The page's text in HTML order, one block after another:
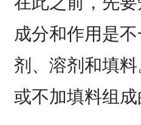
成分和作用是
剂、溶剂和填
或不加填料组成